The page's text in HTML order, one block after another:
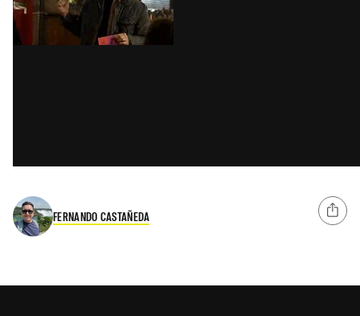
FERNANDO CASTAÑEDA